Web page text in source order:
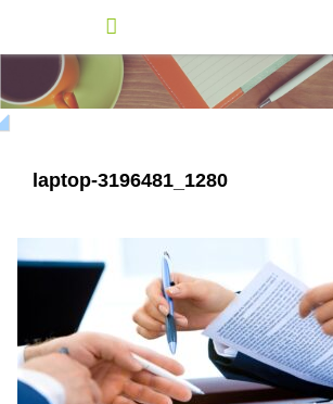
laptop-3196481_1280